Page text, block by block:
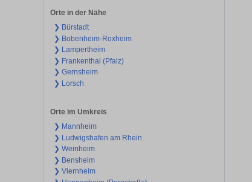
Orte in der Nähe
❯ Bürstadt
❯ Bobenheim-Roxheim
❯ Lampertheim
❯ Frankenthal (Pfalz)
❯ Gernsheim
❯ Lorsch
Orte im Umkreis
❯ Mannheim
❯ Ludwigshafen am Rhein
❯ Weinheim
❯ Bensheim
❯ Viernheim